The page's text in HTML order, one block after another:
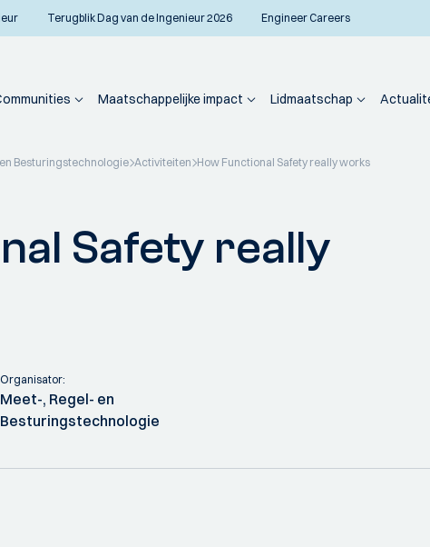
Terugblik Dag van de Ingenieur 2026 Engineer Careers
Maatschappelijke impact Lidmaatschap
Besturingstechnologie Activiteiten How Functional Safety really works
Safety really
Organisator:
Meet-, Regel- en
Besturingstechnologie